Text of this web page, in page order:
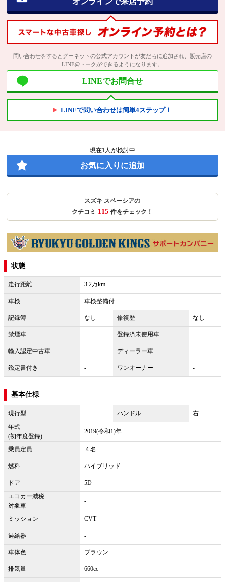
問い合わせをするとグーネットの公式アカウントが友だちに追加され、販売店の
LINE@トークができるようになります。
LINEでお問合せ
LINEで問い合わせは簡単4ステップ！
現在1 人が検討中
お気に入りに追加
スズキ スペーシアの
クチコミ 115 件をチェック！
状態
走行距離 3.2万km
車検 車検整備付
記録簿 なし 修復歴 なし
禁煙車 - 登録済未使用車 -
輸入認定中古車 - ディーラー車 -
鑑定書付き - ワンオーナー -
基本仕様
現行型 - ハンドル
右
年式
(初年度登録)
2019(令和1)年
乗員定員 ４名
燃料 ハイブリッド
ドア
5D
エコカー減税
対象車
-
ミッション CVT
過給器 -
車体色 ブラウン
排気量 660cc